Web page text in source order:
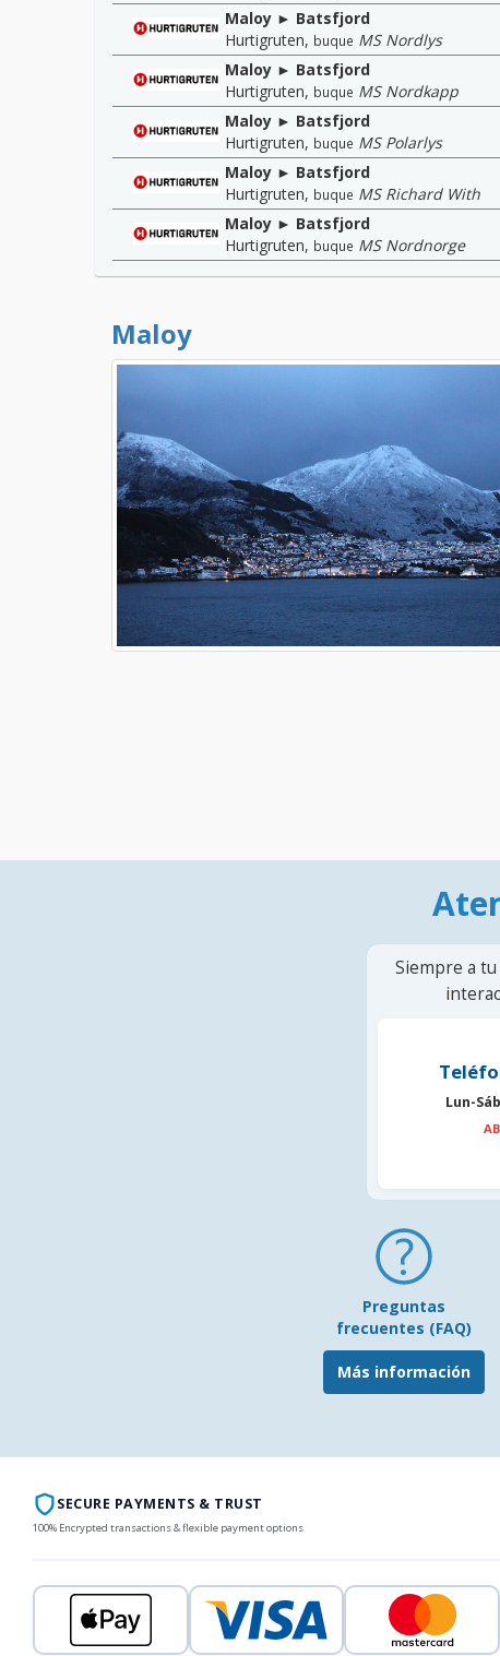
Maloy ► Batsfjord
Hurtigruten, buque MS Nordlys
Maloy ► Batsfjord
Hurtigruten, buque MS Nordkapp
Maloy ► Batsfjord
Hurtigruten, buque MS Polarlys
Maloy ► Batsfjord
Hurtigruten, buque MS Richard With
Maloy ► Batsfjord
Hurtigruten, buque MS Nordnorge
Maloy
Siempre a
Lun-
Preguntas
frecuentes (FAQ)
Más información
SECURE PAYMENTS & TRUST
100% Encrypted transactions & flexible payment options